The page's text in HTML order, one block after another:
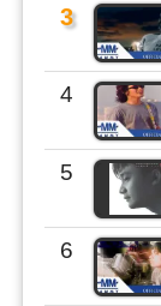
3
4
5
6